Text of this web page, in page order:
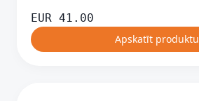
EUR 41.00
Apskatīt produktu